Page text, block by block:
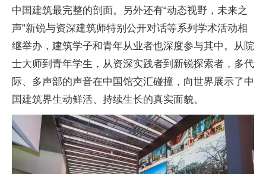
中国建筑最完整的剖面。另外还有“动态视野，未来之
声”新锐与资深建筑师特别公开对话等系列学术活动相
继举办，建筑学子和青年从业者也深度参与其中。从院
士大师到青年学生，从资深实践者到新锐探索者，多代
际、多声部的声音在中国馆交汇碰撞，向世界展示了中
国建筑界生动鲜活、持续生长的真实面貌。